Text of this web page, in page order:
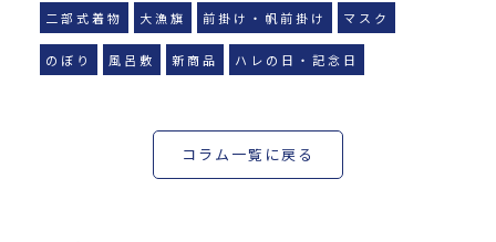
二部式着物 大漁旗 前掛け・帆前掛け マスク
のぼり 風呂敷 新商品 ハレの日・記念日
コラム一覧に戻る